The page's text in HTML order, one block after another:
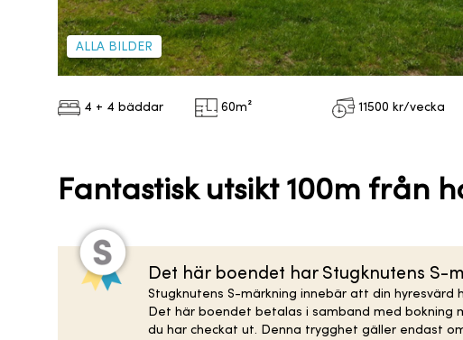
ALLA BILDER
4 + 4 bäddar 60m² 11500 kr/vecka
Fantastisk utsikt 100m från
Det här boendet har Stugknutens S-
Stugknutens S-märkning innebär att din
Det här boendet betalas i samband med bokning
du har checkat ut. Denna trygghet gäller endast